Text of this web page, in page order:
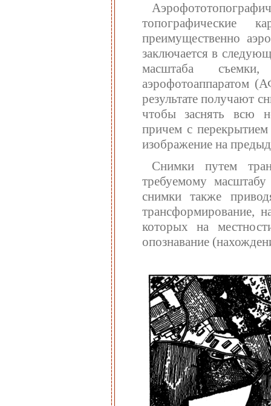
топографические
преимущественно
заключается в
масштаба съемки,
аэрофотоаппаратом
результате получают
чтобы заснять всю
причем с
изображение на
Снимки путем
требуемому
снимки также
трансформирование,
которых на
опознавание